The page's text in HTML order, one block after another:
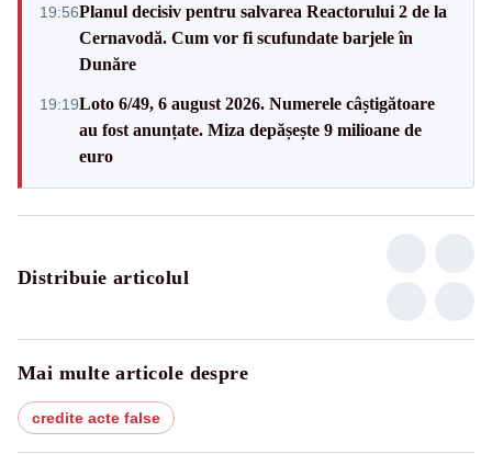
19:56Planul decisiv pentru salvarea Reactorului 2 de la
Cernavodă. Cum vor fi scufundate barjele în
Dunăre
19:19Loto 6/49, 6 august 2026. Numerele câștigătoare
au fost anunțate. Miza depășește 9 milioane de
euro
Distribuie articolul
Mai multe articole despre
credite acte false